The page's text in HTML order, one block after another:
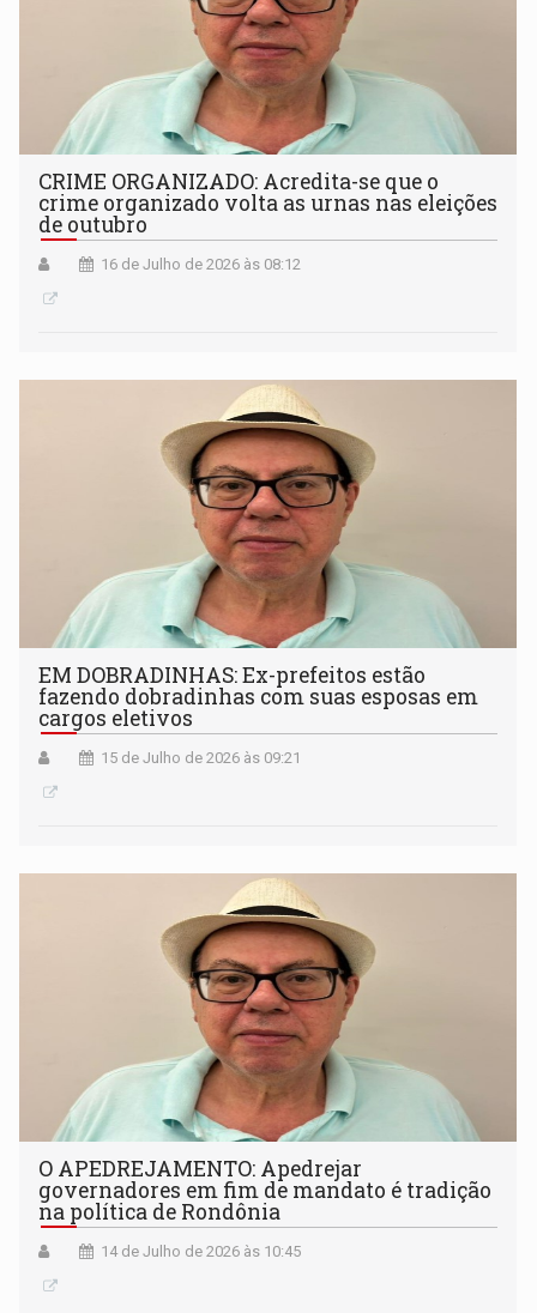
CRIME ORGANIZADO: Acredita-se que o
crime organizado volta as urnas nas eleições
de outubro
16 de Julho de 2026 às 08:12
EM DOBRADINHAS: Ex-prefeitos estão
fazendo dobradinhas com suas esposas em
cargos eletivos
15 de Julho de 2026 às 09:21
O APEDREJAMENTO: Apedrejar
governadores em fim de mandato é tradição
na política de Rondônia
14 de Julho de 2026 às 10:45